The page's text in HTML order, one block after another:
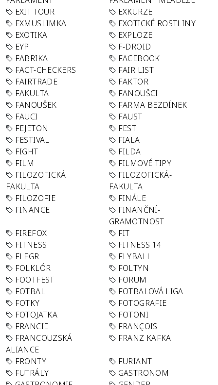
EXIT TOUR
EXKURZE
EXMUSLIMKA
EXOTICKÉ ROSTLINY
EXOTIKA
EXPLOZE
EYP
F-DROID
FABRIKA
FACEBOOK
FACT-CHECKERS
FAIR LIST
FAIRTRADE
FAKTOR
FAKULTA
FANOUŠCI
FANOUŠEK
FARMA BEZDÍNEK
FAUCI
FAUST
FEJETON
FEST
FESTIVAL
FIALA
FIGHT
FILDA
FILM
FILMOVÉ TIPY
FILOZOFICKÁ
FAKULTA
FILOZOFICKÁ-
FAKULTA
FILOZOFIE
FINÁLE
FINANCE
FINANČNÍ-
GRAMOTNOST
FIREFOX
FIT
FITNESS
FITNESS 14
FLEGR
FLYBALL
FOLKLÓR
FOLTYN
FOOTFEST
FORUM
FOTBAL
FOTBALOVÁ LIGA
FOTKY
FOTOGRAFIE
FOTOJATKA
FOTONI
FRANCIE
FRANÇOIS
FRANCOUZSKÁ
ALIANCE
FRANZ KAFKA
FRONTY
FURIANT
FUTRÁLY
GASTRONOM